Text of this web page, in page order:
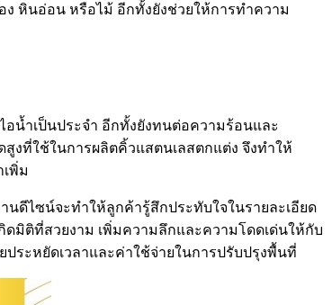
ง หินอ่อน หรือไม้ อีกทั้งยังช่วยให้การทำความ
น้ำเป็นประจำ อีกทั้งยังทนต่อความร้อนและ
งที่ใช้ในการผลิตคิ้วแสตนเลสตกแต่ง จึงทำให้
พิ่ม
นดีไซน์จะทำให้ลูกค้ารู้สึกประทับใจในรายละเอียด
ดมิติที่สวยงาม เพิ่มความลึกและความโดดเด่นให้กับ
ระหยัดเวลาและค่าใช้จ่ายในการปรับปรุงพื้นที่